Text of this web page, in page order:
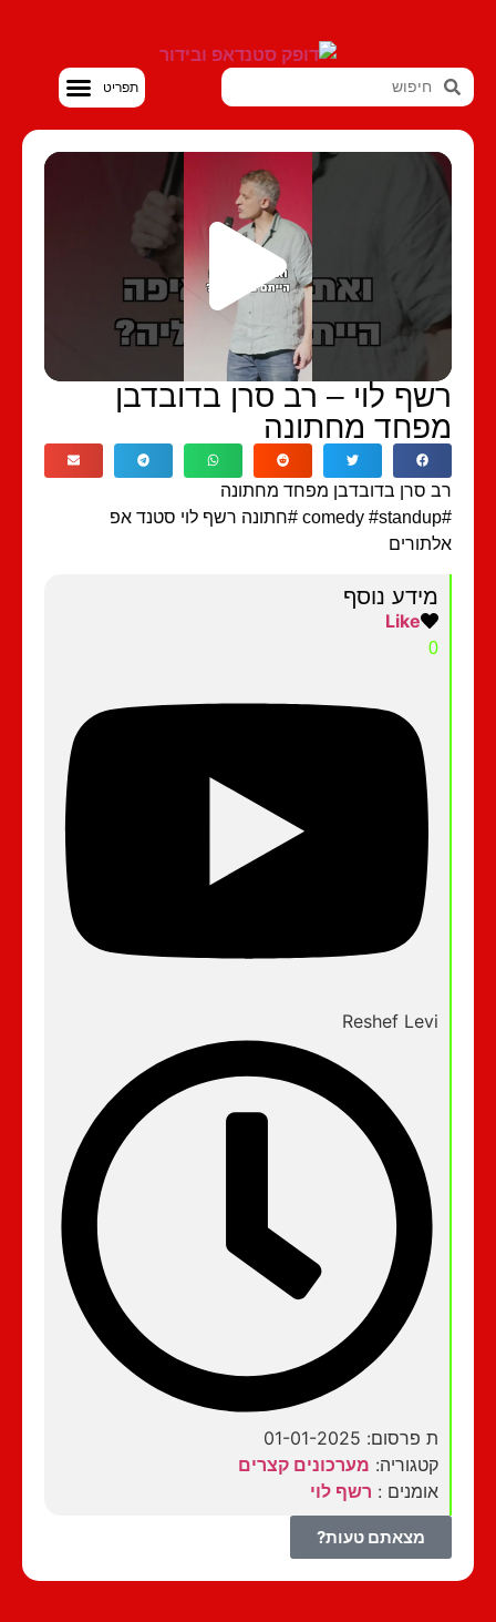
לוי – רב סרן בדובדבן
מחתונה
סרן בדובדבן מפחד מחתונה
#comedy #standup #חתונה רשף לוי סטנד אפ
מידע נוסף
Reshef Levi
ת פרסום: 01-01-2025
קטגוריה:מערכונים קצרים
אומנים :רשף לוי
מצאתם טעות?